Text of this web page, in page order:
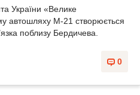
України «Велике
автошляху М-21 створюється
поблизу Бердичева.
0